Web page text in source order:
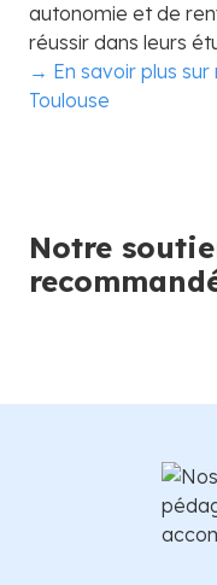
autonomie et de
réussir dans leurs
→ En savoir plus
Toulouse
Notre